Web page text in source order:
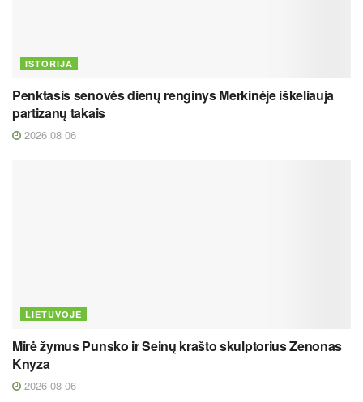
ISTORIJA
Penktasis senovės dienų renginys Merkinėje iškeliauja
partizanų takais
2026 08 06
LIETUVOJE
Mirė žymus Punsko ir Seinų krašto skulptorius Zenonas
Knyza
2026 08 06